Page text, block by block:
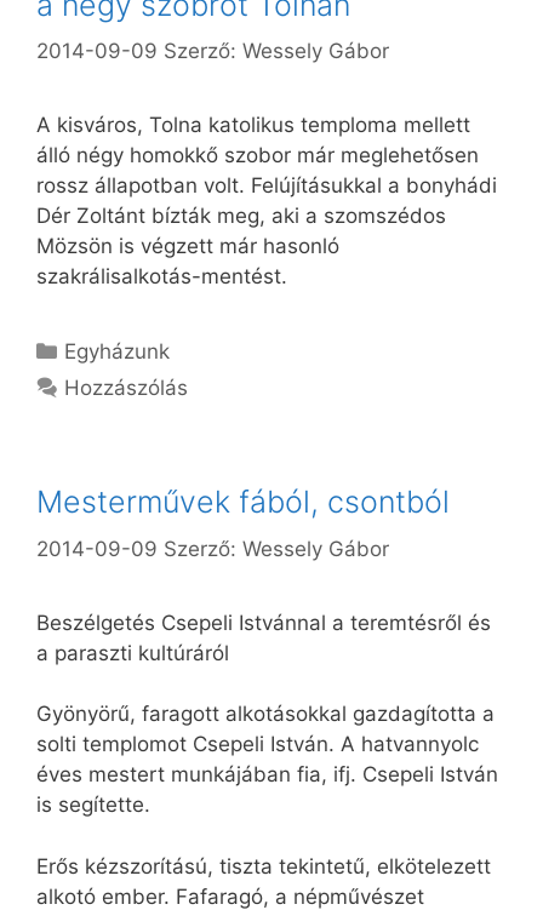
2014-09-09 Szerző: Wessely Gábor
A kisváros, Tolna katolikus temploma mellett
álló négy homokkő szobor már meglehetősen
rossz állapotban volt. Felújításukkal a bonyhádi
Dér Zoltánt bízták meg, aki a szomszédos
Mözsön is végzett már hasonló
szakrálisalkotás-mentést.
Kategória
Egyházunk
Hozzászólás
Mesterművek fából, csontból
2014-09-09 Szerző: Wessely Gábor
Beszélgetés Csepeli Istvánnal a teremtésről és
a paraszti kultúráról
Gyönyörű, faragott alkotásokkal gazdagította a
solti templomot Csepeli István. A hatvannyolc
éves mestert munkájában fia, ifj. Csepeli István
is segítette.
Erős kézszorítású, tiszta tekintetű, elkötelezett
alkotó ember. Fafaragó, a népművészet